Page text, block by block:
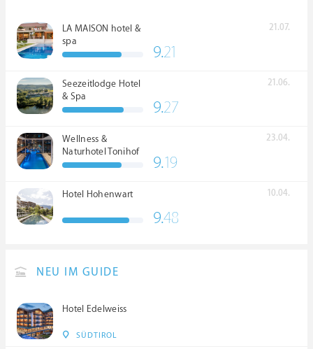
LA MAISON hotel &
spa
21.07.
9.21
Seezeitlodge Hotel
& Spa
21.06.
9.27
Wellness &
Naturhotel Tonihof
****S
23.04.
9.19
Hotel Hohenwart 10.04.
9.48
NEU IM GUIDE
Hotel Edelweiss
SÜDTIROL